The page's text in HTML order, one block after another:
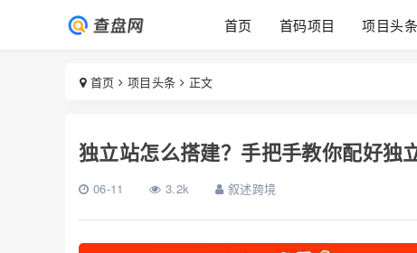
首页 首码项目 项目头条
首页 项目头条 正文
独立站怎么搭建？手把手教你配好独
06-11 3.2k 叙述跨境